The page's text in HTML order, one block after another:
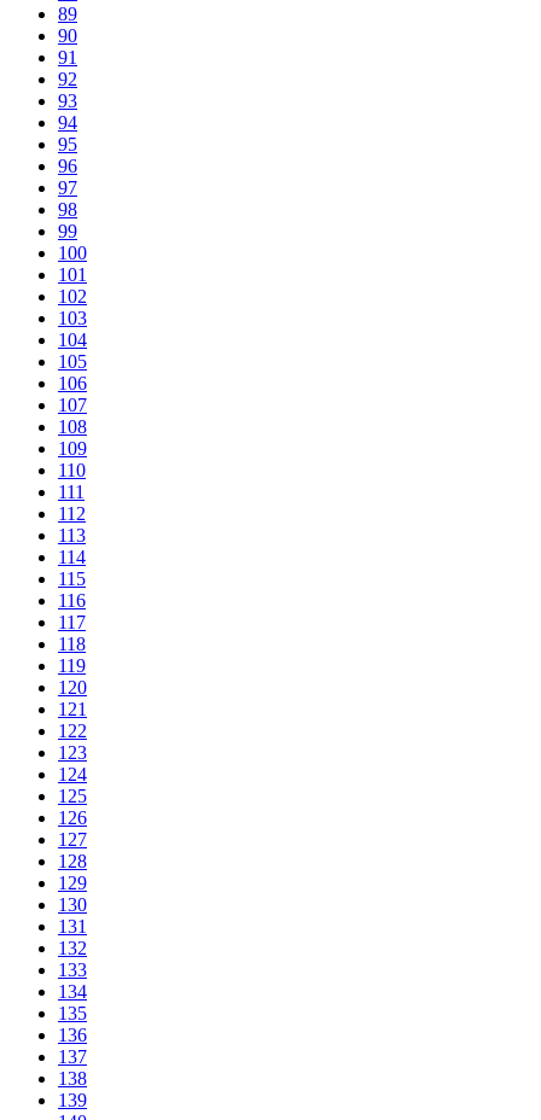
89
90
91
92
93
94
95
96
97
98
99
100
101
102
103
104
105
106
107
108
109
110
111
112
113
114
115
116
117
118
119
120
121
122
123
124
125
126
127
128
129
130
131
132
133
134
135
136
137
138
139